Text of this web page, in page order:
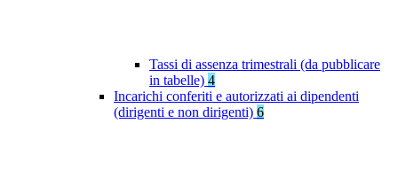
Tassi di assenza trimestrali (da pubblicare
in tabelle) 4
Incarichi conferiti e autorizzati ai dipendenti
(dirigenti e non dirigenti) 6